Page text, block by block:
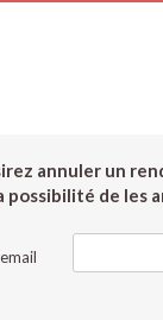
annuler un
possibilité de les